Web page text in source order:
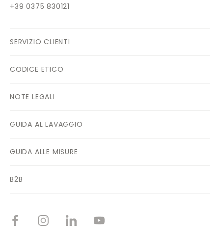
+39 0375 830121
SERVIZIO CLIENTI
CODICE ETICO
NOTE LEGALI
GUIDA AL LAVAGGIO
GUIDA ALLE MISURE
B2B